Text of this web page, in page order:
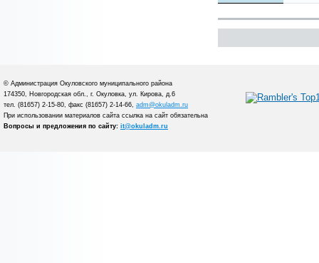
© Администрация Окуловского муниципального района
174350, Новгородская обл., г. Окуловка, ул. Кирова, д.6
тел. (81657) 2-15-80, факс (81657) 2-14-66, adm@okuladm.ru
При использовании материалов сайта ссылка на сайт обязательна
Вопросы и предложения по сайту: it@okuladm.ru